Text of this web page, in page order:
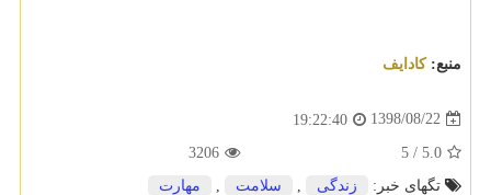
منبع:كادایف
1398/08/22
19:22:40
5.0
/
5
3206
تگهای خبر:
زندگی سلامت مهارت